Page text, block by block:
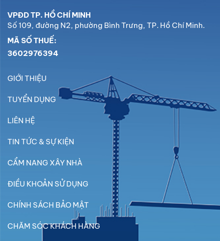
VPĐD TP. HỒ CHÍ MINH
Số 109, đường N2, phường Bình Trưng, TP. Hồ Chí Minh.
MÃ SỐ THUẾ:
3602976394
GIỚI THIỆU
TUYỂN DỤNG
LIÊN HỆ
TIN TỨC & SỰ KIỆN
CẨM NANG XÂY NHÀ
ĐIỀU KHOẢN SỬ DỤNG
CHÍNH SÁCH BẢO MẬT
CHĂM SÓC KHÁCH HÀNG